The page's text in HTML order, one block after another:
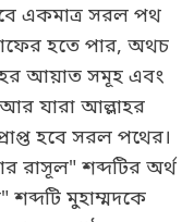
একমাত্র সরল পথ
হতে পার, অথচ
আয়াত সমূহ এবং
যারা আল্লাহর
হবে সরল পথের।
রাসূল" শব্দটির অর্থ
মুহাম্মদকে